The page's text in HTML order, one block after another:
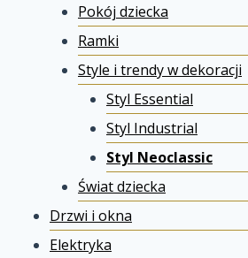
Pokój dziecka
Ramki
Style i trendy w dekoracji
Styl Essential
Styl Industrial
Styl Neoclassic
Świat dziecka
Drzwi i okna
Elektryka